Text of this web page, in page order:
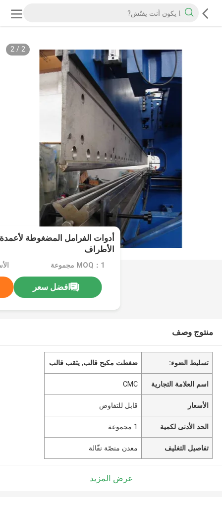
2
/
2
أدوات الفرامل المضغوطة لأعمدة
الأطراف
MOQ：1 مجموعة
افضل سعر
منتوج وصف
تسليط الضوء: ضغطت مكبح قالب,يثقب قالب
اسم العلامة التجارية CMC
الأسعار قابل للتفاوض
الحد الأدنى لكمية 1 مجموعة
تفاصيل التغليف معدن منصّة نقّالة
عرض المزيد